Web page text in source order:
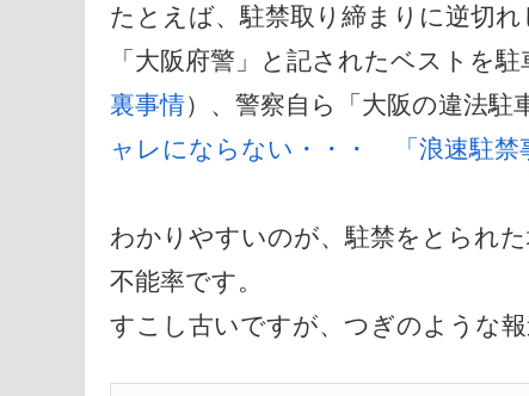
たとえば、駐禁取り締まりに逆切
「大阪府警」と記されたベストを
裏事情）、警察自ら「大阪の違法駐
ャレにならない・・・ 「浪速駐禁
わかりやすいのが、駐禁をとられ
不能率です。
すこし古いですが、つぎのような報